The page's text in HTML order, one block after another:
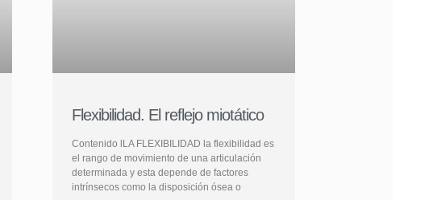
Flexibilidad. El reflejo miotático
Contenido lLA FLEXIBILIDAD la flexibilidad es
el rango de movimiento de una articulación
determinada y esta depende de factores
intrínsecos como la disposición ósea o